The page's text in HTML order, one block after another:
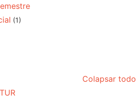
(1)
Colapsar todo